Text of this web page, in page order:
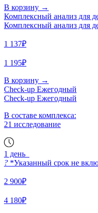
В корзину →
Комплексный анализ для
Комплексный анализ для
1 137₽
1 195₽
В корзину →
Check-up Ежегодный
Check-up Ежегодный
В составе комплекса:
21 исследование
1 день
? *Указанный срок не
2 900₽
4 180₽